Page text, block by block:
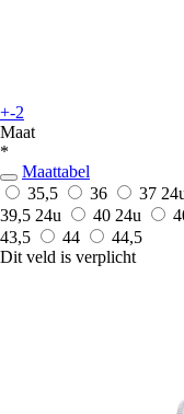
+-2
Maat
*
Maattabel
35,5
36 37
39,5 24u 40 24u
43,5
44
44,5
Dit veld is verplicht